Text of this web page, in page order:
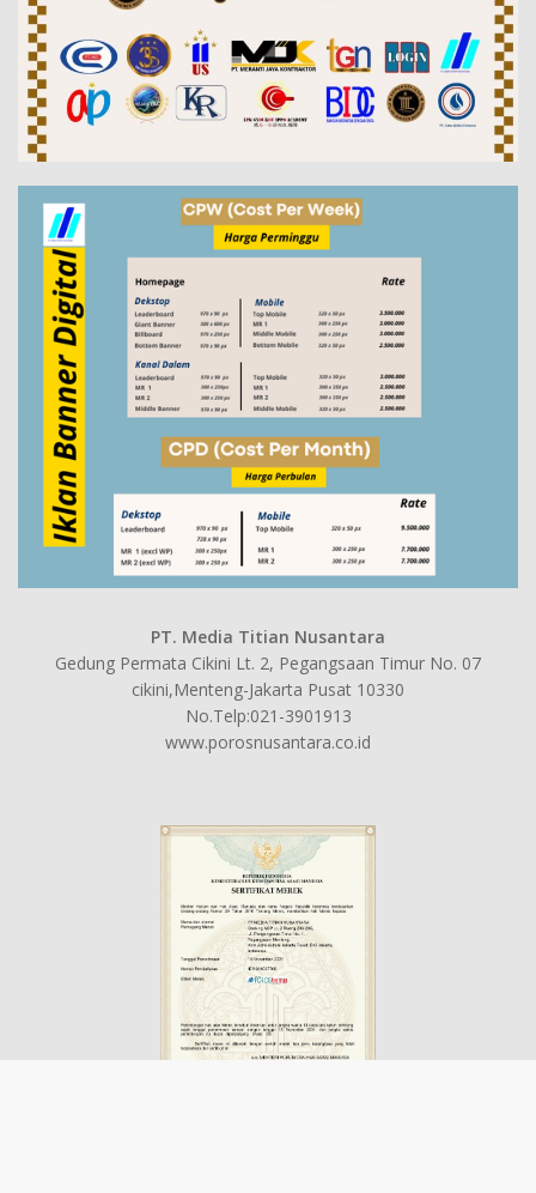
PT. Media Titian Nusantara
Gedung Permata Cikini Lt. 2, Pegangsaan Timur No. 07
cikini,Menteng-Jakarta Pusat 10330
No.Telp:021-3901913
www.porosnusantara.co.id